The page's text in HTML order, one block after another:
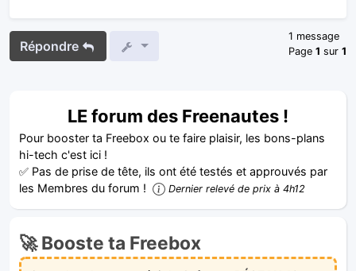
Répondre
1 message
Page 1 sur 1
LE forum des Freenautes !
Pour booster ta Freebox ou te faire plaisir, les bons-plans
hi-tech c'est ici !
✅ Pas de prise de tête, ils ont été testés et approuvés par
les Membres du forum !
Dernier relevé de prix à 4h12
🚀 Booste ta Freebox